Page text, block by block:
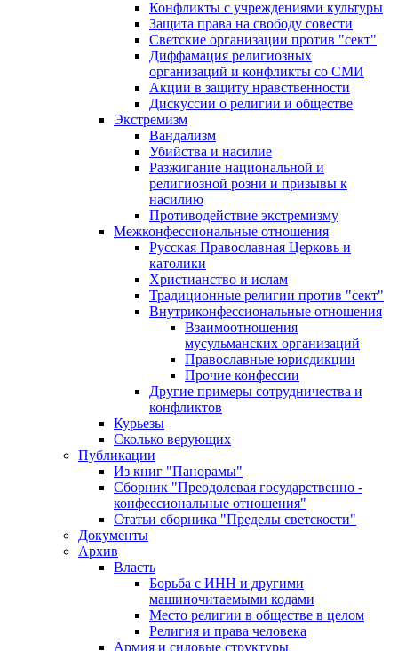
Конфликты с учреждениями культуры
Защита права на свободу совести
Светские организации против "сект"
Диффамация религиозных
организаций и конфликты со СМИ
Акции в защиту нравственности
Дискуссии о религии и обществе
Экстремизм
Вандализм
Убийства и насилие
Разжигание национальной и
религиозной розни и призывы к
насилию
Противодействие экстремизму
Межконфессиональные отношения
Русская Православная Церковь и
католики
Христианство и ислам
Традиционные религии против "сект"
Внутриконфессиональные отношения
Взаимоотношения
мусульманских организаций
Православные юрисдикции
Прочие конфессии
Другие примеры сотрудничества и
конфликтов
Курьезы
Сколько верующих
Публикации
Из книг "Панорамы"
Сборник "Преодолевая государственно -
конфессиональные отношения"
Статьи сборника "Пределы светскости"
Документы
Архив
Власть
Борьба с ИНН и другими
машиночитаемыми кодами
Место религии в обществе в целом
Религия и права человека
Армия и силовые структуры